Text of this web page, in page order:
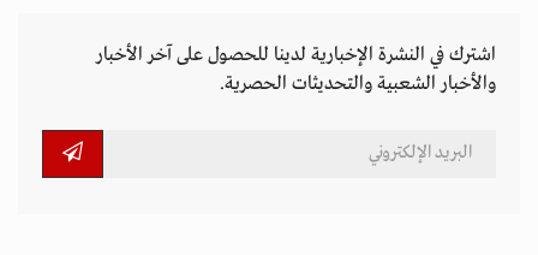
اشترك في النشرة الإخبارية لدينا للحصول على آخر الأخبار
والأخبار الشعبية والتحديثات الحصرية.